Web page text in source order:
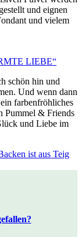
und eignen
und vielem
LIEBE“
schön hin und
Und wenn dann
farbenfröhliches
Pummel & Friends
und Liebe im